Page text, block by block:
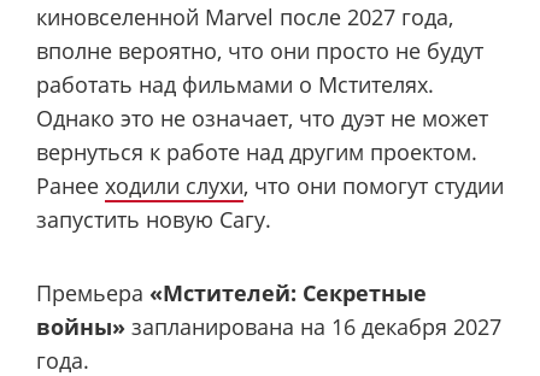
киновселенной Marvel после 2027 года,
вполне вероятно, что они просто не будут
работать над фильмами о Мстителях.
Однако это не означает, что дуэт не может
вернуться к работе над другим проектом.
Ранее ходили слухи, что они помогут студии
запустить новую Сагу.
Премьера «Мстителей: Секретные
войны» запланирована на 16 декабря 2027
года.